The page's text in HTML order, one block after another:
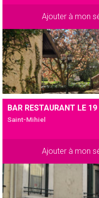
Ajouter à mon
BAR RESTAURANT LE 19
Saint-Mihiel
Ajouter à mon